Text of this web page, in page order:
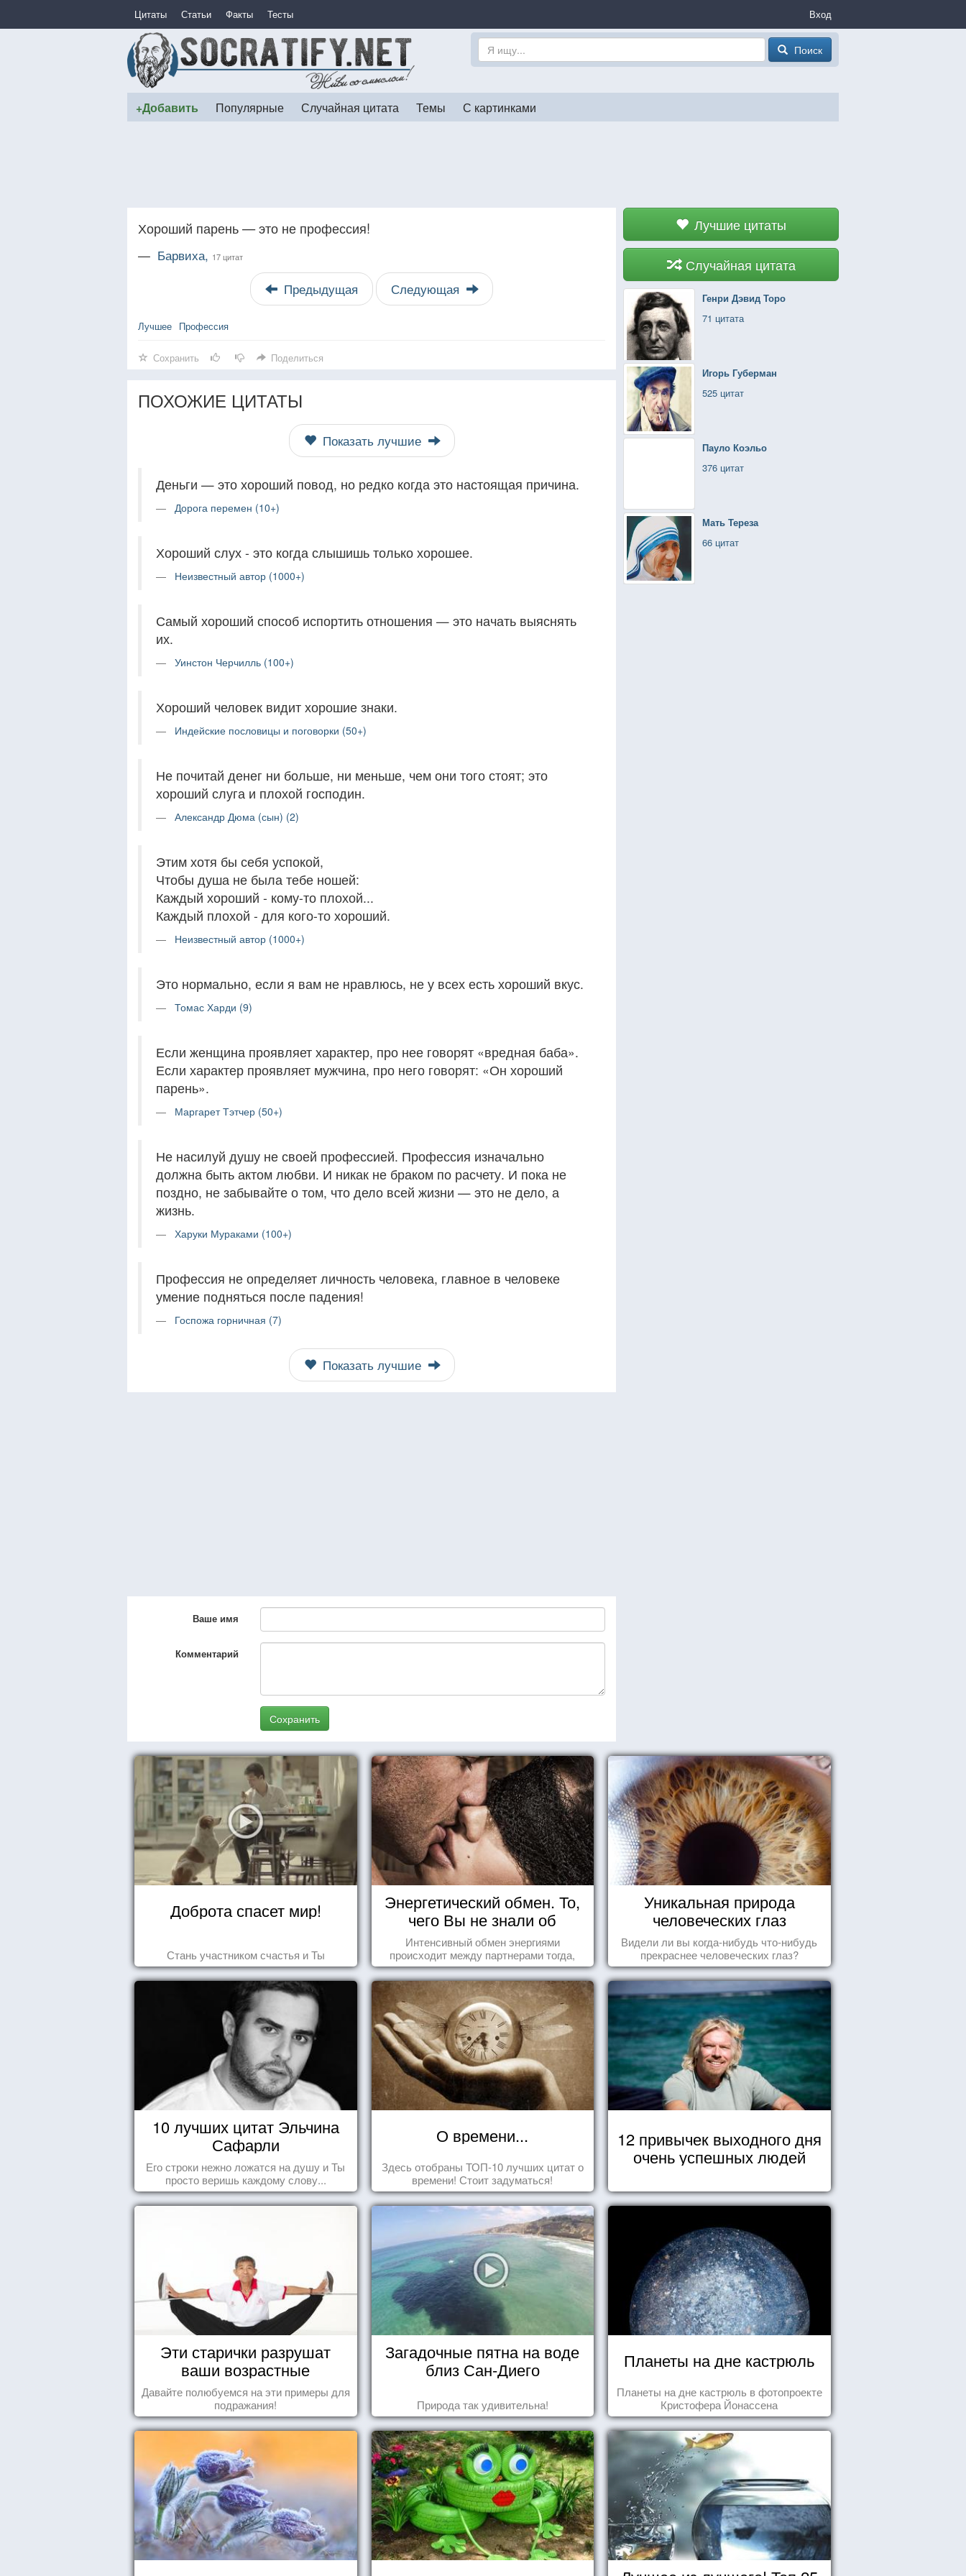
Цитаты Статьи Факты Тесты Вход
Поиск
+Добавить Популярные Случайная цитата Темы С картинками
Лучшие цитаты
Случайная цитата
Генри Дэвид Торо
71 цитата
Игорь Губерман
525 цитат
Пауло Коэльо
376 цитат
Мать Тереза
66 цитат
Хороший парень — это не профессия!
— Барвиха, 17 цитат
Предыдущая Следующая
Лучшее Профессия
Сохранить Поделиться
ПОХОЖИЕ ЦИТАТЫ
Показать лучшие
Деньги — это хороший повод, но редко когда это настоящая причина.
Дорога перемен (10+)
Хороший слух - это когда слышишь только хорошее.
Неизвестный автор (1000+)
Самый хороший способ испортить отношения — это начать выяснять
их.
Уинстон Черчилль (100+)
Хороший человек видит хорошие знаки.
Индейские пословицы и поговорки (50+)
Не почитай денег ни больше, ни меньше, чем они того стоят; это
хороший слуга и плохой господин.
Александр Дюма (сын) (2)
Этим хотя бы себя успокой,
Чтобы душа не была тебе ношей:
Каждый хороший - кому-то плохой...
Каждый плохой - для кого-то хороший.
Неизвестный автор (1000+)
Это нормально, если я вам не нравлюсь, не у всех есть хороший вкус.
Томас Харди (9)
Если женщина проявляет характер, про нее говорят «вредная баба».
Если характер проявляет мужчина, про него говорят: «Он хороший
парень».
Маргарет Тэтчер (50+)
Не насилуй душу не своей профессией. Профессия изначально
должна быть актом любви. И никак не браком по расчету. И пока не
поздно, не забывайте о том, что дело всей жизни — это не дело, а
жизнь.
Харуки Мураками (100+)
Профессия не определяет личность человека, главное в человеке
умение подняться после падения!
Госпожа горничная (7)
Показать лучшие
Ваше имя
Комментарий
Сохранить
Доброта спасет мир!
Стань участником счастья и Ты
Энергетический обмен. То,
чего Вы не знали об
отношениях
Интенсивный обмен энергиями
происходит между партнерами тогда,
когда они испытывают симпатию друг к
другу...
Уникальная природа
человеческих глаз
Видели ли вы когда-нибудь что-нибудь
прекраснее человеческих глаз?
10 лучших цитат Эльчина
Сафарли
Его строки нежно ложатся на душу и Ты
просто веришь каждому слову...
О времени...
Здесь отобраны ТОП-10 лучших цитат о
времени! Стоит задуматься!
12 привычек выходного дня
очень успешных людей
Эти старички разрушат
ваши возрастные
стереотипы
Давайте полюбуемся на эти примеры для
подражания!
Загадочные пятна на воде
близ Сан-Диего
Природа так удивительна!
Планеты на дне кастрюль
Планеты на дне кастрюль в фотопроекте
Кристофера Йонассена